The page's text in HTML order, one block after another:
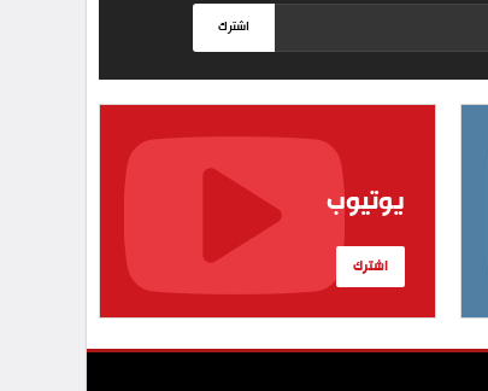
اشترك
يوتيوب
اشترك